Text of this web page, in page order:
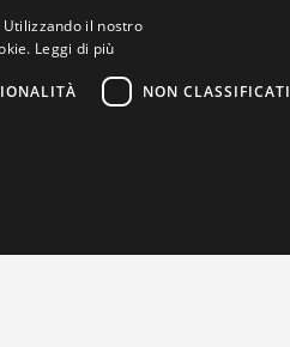
il nostro
Leggi di più
NON CLASSIFICATI